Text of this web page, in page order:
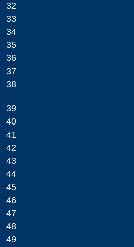
32
33
34
35
36
37
38
39
40
41
42
43
44
45
46
47
48
49